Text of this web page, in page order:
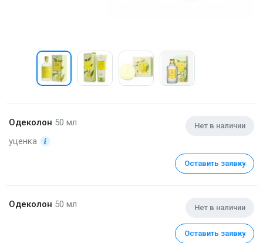
Одеколон 50 мл
уценка
Нет в наличии
Оставить заявку
Одеколон 50 мл Нет в наличии
Оставить заявку